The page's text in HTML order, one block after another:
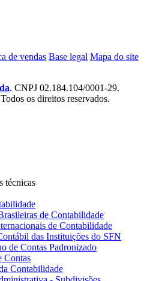
de vendas Base legal Mapa do site
. CNPJ 02.184.104/0001-29.
os direitos reservados.
técnicas
de Contabilidade
de Contabilidade
das Instituições do SFN
de Contas Padronizado
Contas
Contabilidade